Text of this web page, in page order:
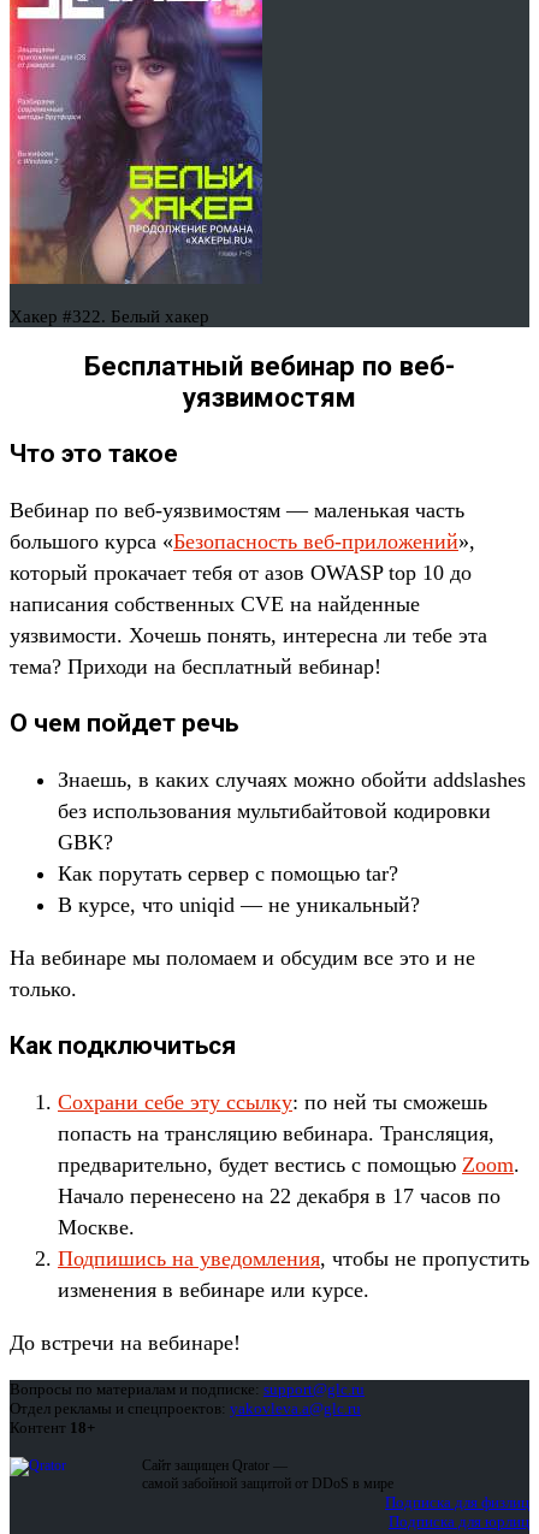
Хакер #322. Белый хакер
Бесплатный вебинар по веб-
уязвимостям
Что это такое
Вебинар по веб-уязвимостям — маленькая часть
большого курса «Безопасность веб-приложений»,
который прокачает тебя от азов OWASP top 10 до
написания собственных CVE на найденные
уязвимости. Хочешь понять, интересна ли тебе эта
тема? Приходи на бесплатный вебинар!
О чем пойдет речь
Знаешь, в каких случаях можно обойти addslashes
без использования мультибайтовой кодировки
GBK?
Как порутать сервер с помощью tar?
В курсе, что uniqid — не уникальный?
На вебинаре мы поломаем и обсудим все это и не
только.
Как подключиться
Сохрани себе эту ссылку: по ней ты сможешь
попасть на трансляцию вебинара. Трансляция,
предварительно, будет вестись с помощью Zoom.
Начало перенесено на 22 декабря в 17 часов по
Москве.
Подпишись на уведомления, чтобы не пропустить
изменения в вебинаре или курсе.
До встречи на вебинаре!
Вопросы по материалам и подписке: support@glc.ru
Отдел рекламы и спецпроектов: yakovleva.a@glc.ru
Контент 18+
Сайт защищен Qrator —
самой забойной защитой от DDoS в мире
Подписка для физлиц
Подписка для юрлиц